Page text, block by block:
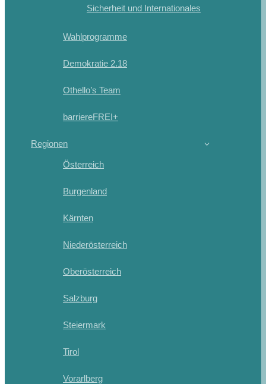
Sicherheit und Internationales
Wahlprogramme
Demokratie 2.18
Othello’s Team
barriereFREI+
Regionen
Österreich
Burgenland
Kärnten
Niederösterreich
Oberösterreich
Salzburg
Steiermark
Tirol
Vorarlberg